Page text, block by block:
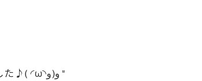
過ごしやすくとてもいい季節がやってきました♪( ◜ω◝و(و "